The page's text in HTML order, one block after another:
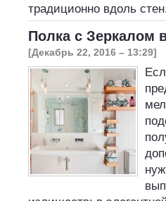
традиционно вдоль
Полка с Зеркалом
[Декабрь 22, 2016 – 13:29]